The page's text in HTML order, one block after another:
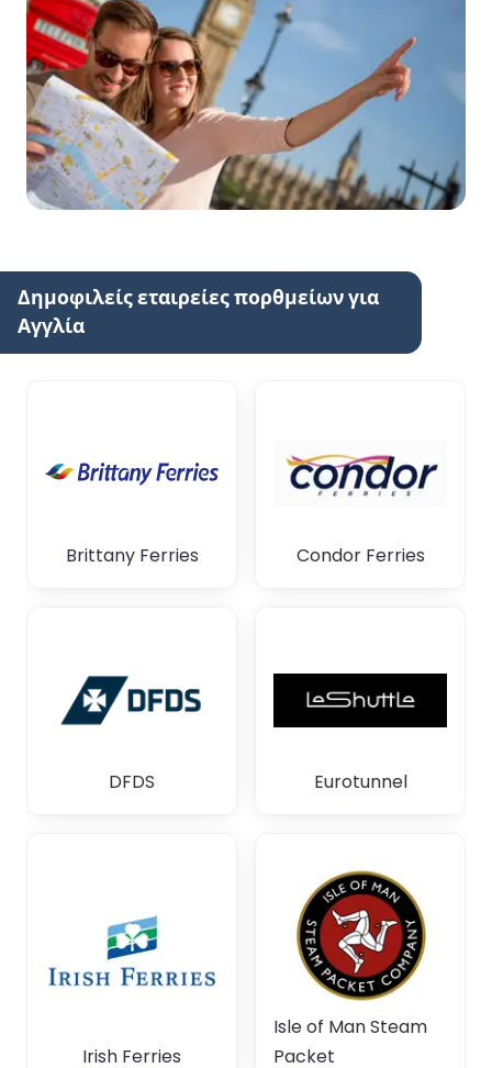
Δημοφιλείς εταιρείες πορθμείων για
Αγγλία
Brittany Ferries Condor Ferries
DFDS Eurotunnel
Irish Ferries
Isle of Man Steam
Packet